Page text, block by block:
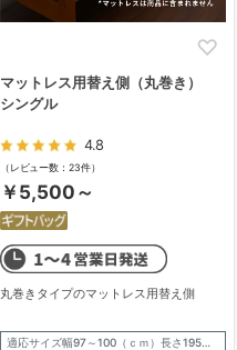
マットレス用替え側（丸巻き）
シングル
4.8
（レビュー数：23件）
￥5,500～
丸巻きタイプのマットレス用替え側
適応サイズ幅97～100（ｃｍ）長さ195～200（ｃｍ）厚さ7～9（ｃｍ）